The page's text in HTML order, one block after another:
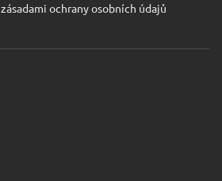
zásadami ochrany osobních údajů